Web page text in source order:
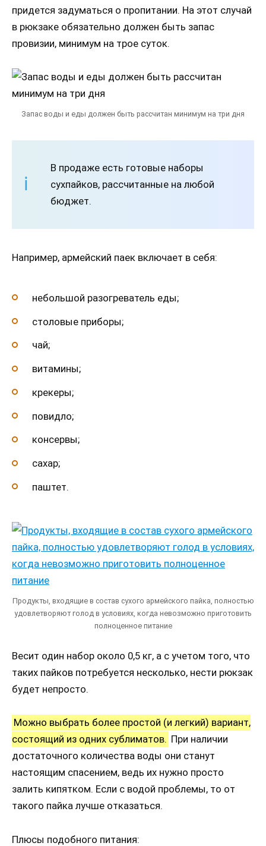
придется задуматься о пропитании. На этот случай
в рюкзаке обязательно должен быть запас
провизии, минимум на трое суток.
Запас воды и еды должен быть рассчитан минимум на три дня
В продаже есть готовые наборы
сухпайков, рассчитанные на любой
бюджет.
Например, армейский паек включает в себя:
небольшой разогреватель еды;
столовые приборы;
чай;
витамины;
крекеры;
повидло;
консервы;
сахар;
паштет.
Продукты, входящие в состав сухого армейского пайка, полностью
удовлетворяют голод в условиях, когда невозможно приготовить
полноценное питание
Весит один набор около 0,5 кг, а с учетом того, что
таких пайков потребуется несколько, нести рюкзак
будет непросто.
Можно выбрать более простой (и легкий) вариант,
состоящий из одних сублиматов. При наличии
достаточного количества воды они станут
настоящим спасением, ведь их нужно просто
залить кипятком. Если с водой проблемы, то от
такого пайка лучше отказаться.
Плюсы подобного питания: